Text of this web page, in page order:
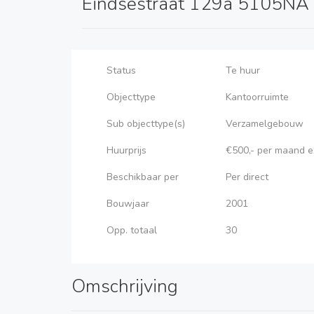
Status
Te huur
Objecttype
Kantoorruimte
Sub objecttype(s)
Verzamelgebouw
Huurprijs
€500,- per maand
Beschikbaar per
Per direct
Bouwjaar
2001
Opp. totaal
30
Omschrijving